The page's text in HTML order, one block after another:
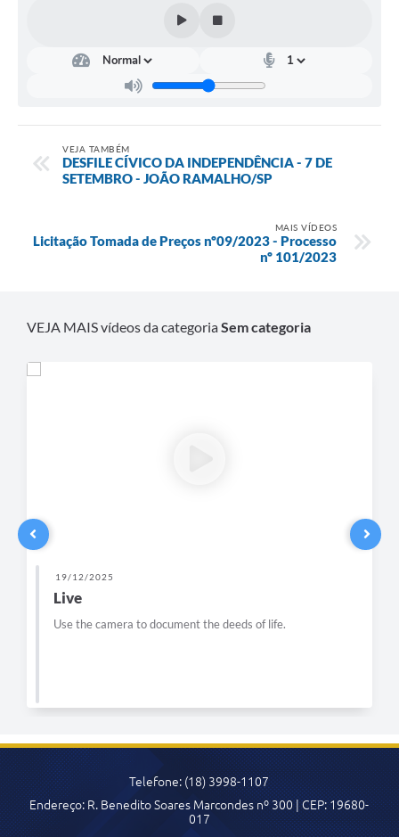
VEJA TAMBÉM
DESFILE CÍVICO DA INDEPENDÊNCIA - 7 DE
SETEMBRO - JOÃO RAMALHO/SP
MAIS VÍDEOS
Licitação Tomada de Preços nº09/2023 - Processo
nº 101/2023
VEJA MAIS vídeos da categoriaSem categoria
19/12/2025
Live
Use the camera to document the deeds of life.
Telefone: (18) 3998-1107
Endereço: R. Benedito Soares Marcondes nº 300 | CEP: 19680-
017